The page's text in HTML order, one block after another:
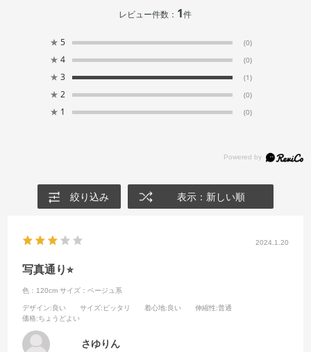
レビュー件数： 1件
★ 5 (0)
★ 4 (0)
★ 3 (1)
★ 2 (0)
★ 1 (0)
絞り込み 表示：新しい順
2024.1.20
写真通り⭐︎
色：120cm サイズ：ベージュ系
デザイン:良い サイズ:ピッタリ 着心地:良い 伸縮性:普通
価格:ちょうどよい
さゆりん